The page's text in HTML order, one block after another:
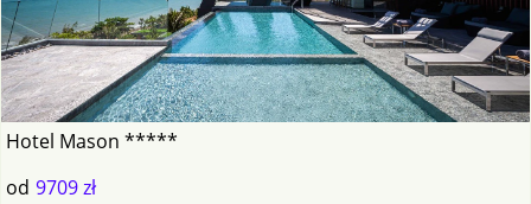
Hotel Mason *****
od 9709 zł